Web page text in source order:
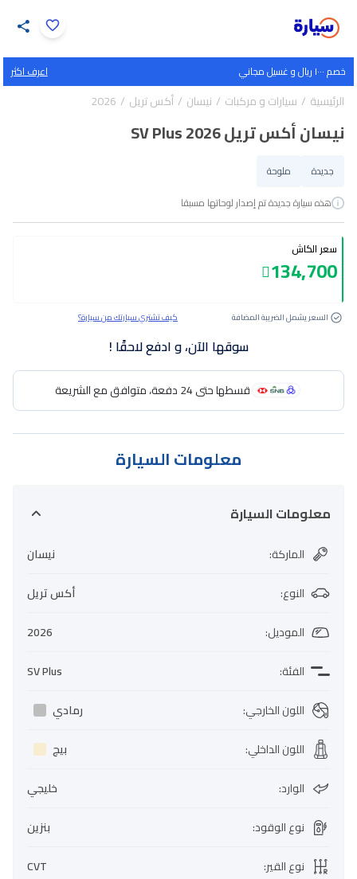
1
/
39 خصم ١٠٠٠ ريال و غسيل مجاني اعرف اكثر
الرئيسية سيارات و مركبات نيسان أكس تريل 2026
نيسان أكس تريل SV Plus 2026
جديدة
ملوحة
هذه سيارة جديدة تم إصدار لوحاتها مسبقا
سعر الكاش
134,700
السعر يشمل الضريبة المضافة كيف تشتري سيارتك من سيارة؟
سوقها الآن، و ادفع لاحقًا !
قسطها حتى 24 دفعة، متوافق مع الشريعة
معلومات السيارة
معلومات السيارة
الماركة:
نيسان
النوع:
أكس تريل
الموديل:
2026
الفئة:
SV Plus
اللون الخارجي:
رمادي
اللون الداخلي:
بيج
الوارد:
خليجي
نوع الوقود:
بنزين
نوع القير:
CVT